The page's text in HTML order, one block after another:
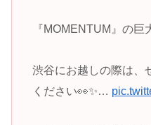
『MOMENTUM』の巨
渋谷にお越しの際は、
ください👀✨…